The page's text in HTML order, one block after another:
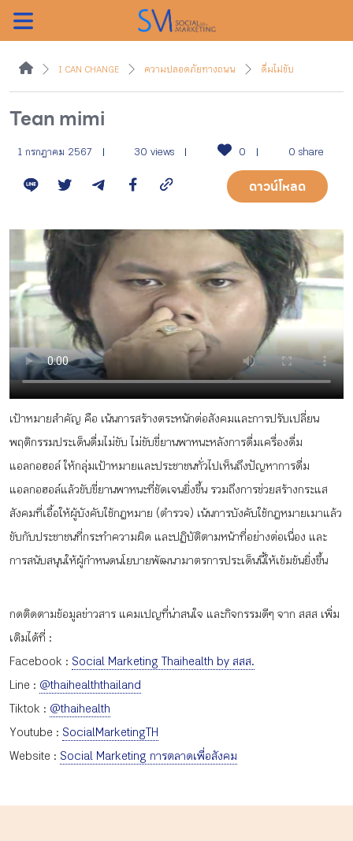
ค้นหา
หน้าแรกแคมเปญ
บทความแคมเปญ
สื่อของแคมเปญ
กิจกรรม
หัวข้อที่เราแนะนำ
เข้าสู่ระบบ/สมัครสมาชิก
TH EN
I CAN CHANGE ความปลอดภัยทางถนน ดื่มไม่ขับ
Tean mimi
1 กรกฎาคม 2567 30 views 0 0 share
ดาวน์โหลด
เป้าหมายสำคัญ คือ เน้นการสร้างตระหนักต่อสังคมและการปรับเปลี่ยน
พฤติกรรมประเด็นดื่มไม่ขับ ไม่ขับขี่ยานพาหนะหลังการดื่มเครื่องดื่ม
แอลกอฮอล์ ให้กลุ่มเป้าหมายและประชาชนทั่วไปเห็นถึงปัญหาการดื่ม
แอลกอฮอล์แล้วขับขี่ยานพาหนะที่ชัดเจนยิ่งขึ้น รวมถึงการช่วยสร้างกระแส
สังคมที่เอื้อให้ผู้บังคับใช้กฎหมาย (ตำรวจ) เน้นการบังคับใช้กฎหมายเมาแล้ว
ขับกับประชาชนที่กระทำความผิด และปฏิบัติตามหน้าที่อย่างต่อเนื่อง และ
การสนับสนุนให้ผู้กำหนดนโยบายพัฒนามาตรการประเด็นนี้ให้เข้มข้นยิ่งขึ้น
กดติดตามข้อมูลข่าวสาร แคมเปญที่น่าสนใจ และกิจกรรมดีๆ จาก สสส เพิ่ม
เติมได้ที่ :
Facebook : Social Marketing Thaihealth by สสส.
Line : @thaihealththailand
Tiktok : @thaihealth
Youtube : SocialMarketingTH
Website : Social Marketing การตลาดเพื่อสังคม